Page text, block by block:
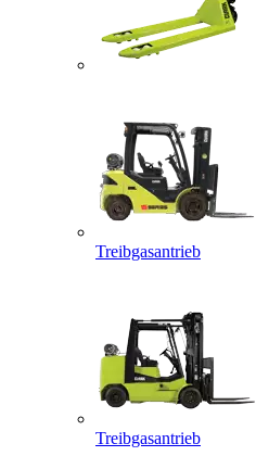
Treibgasantrieb
Treibgasantrieb